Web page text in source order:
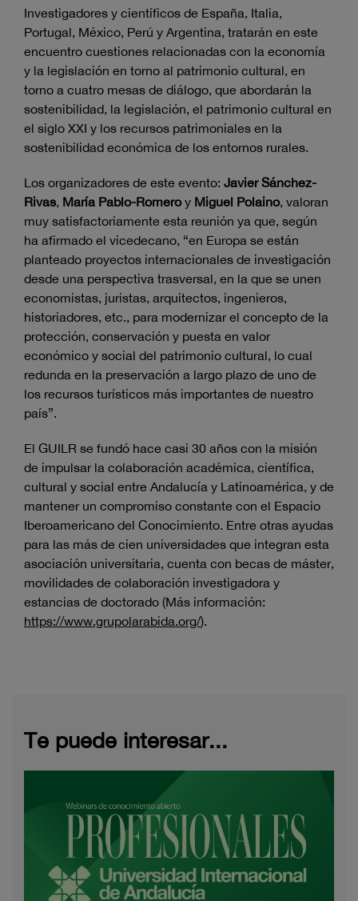
Investigadores y científicos de España, Italia,
Portugal, México, Perú y Argentina, tratarán en este
encuentro cuestiones relacionadas con la economía
y la legislación en torno al patrimonio cultural, en
torno a cuatro mesas de diálogo, que abordarán la
sostenibilidad, la legislación, el patrimonio cultural en
el siglo XXI y los recursos patrimoniales en la
sostenibilidad económica de los entornos rurales.
Los organizadores de este evento: Javier Sánchez-
Rivas, María Pablo-Romeroy Miguel Polaino, valoran
muy satisfactoriamente esta reunión ya que, según
ha afirmado el vicedecano, “en Europa se están
planteado proyectos internacionales de investigación
desde una perspectiva trasversal, en la que se unen
economistas, juristas, arquitectos, ingenieros,
historiadores, etc., para modernizar el concepto de la
protección, conservación y puesta en valor
económico y social del patrimonio cultural, lo cual
redunda en la preservación a largo plazo de uno de
los recursos turísticos más importantes de nuestro
país”.
El GUILR se fundó hace casi 30 años con la misión
de impulsar la colaboración académica, científica,
cultural y social entre Andalucía y Latinoamérica, y de
mantener un compromiso constante con el Espacio
Iberoamericano del Conocimiento. Entre otras ayudas
para las más de cien universidades que integran esta
asociación universitaria, cuenta con becas de máster,
movilidades de colaboración investigadora y
estancias de doctorado (Más información:
https://www.grupolarabida.org/).
Te puede interesar...